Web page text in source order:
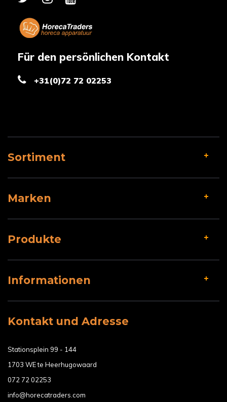
Für den persönlichen Kontakt
+31(0)72 72 02253
Sortiment
Marken
Produkte
Informationen
Kontakt und Adresse
Stationsplein 99 - 144
1703 WE te Heerhugowaard
072 72 02253
info@horecatraders.com